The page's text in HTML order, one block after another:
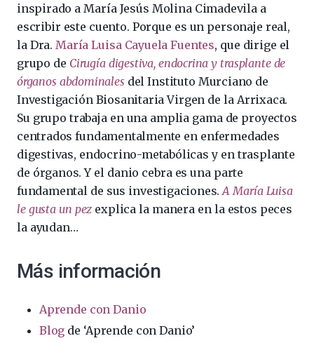
inspirado a María Jesús Molina Cimadevila a
escribir este cuento. Porque es un personaje real,
la Dra. María Luisa Cayuela Fuentes, que dirige el
grupo de Cirugía digestiva, endocrina y trasplante de
órganos abdominales del Instituto Murciano de
Investigación Biosanitaria Virgen de la Arrixaca.
Su grupo trabaja en una amplia gama de proyectos
centrados fundamentalmente en enfermedades
digestivas, endocrino-metabólicas y en trasplante
de órganos. Y el danio cebra es una parte
fundamental de sus investigaciones.A María Luisa
le gusta un pez explica la manera en la estos peces
la ayudan…
Más información
Aprende con Danio
Blog de ‘Aprende con Danio’